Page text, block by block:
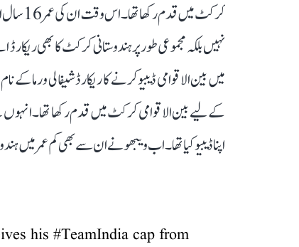
نہیں بلکہ مجموعی طور پر ہندوستانی کرکٹ کا بھی
اپنا ڈیبیو کیا تھا۔ اب ویبھو نے ان سے بھی کم عمر میں
his #TeamIndiacap from